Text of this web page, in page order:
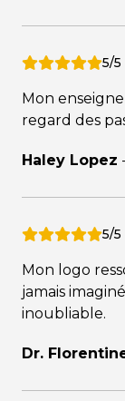
5/5
Mon
regard des
Haley Lopez
5/5
Mon logo
jamais
inoubliable.
Dr.